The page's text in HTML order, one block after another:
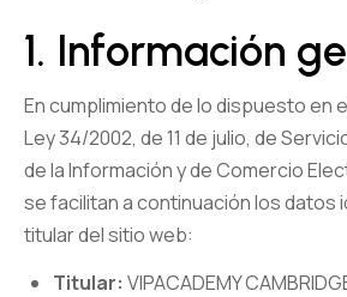
1. Información
En cumplimiento de lo dispuesto en
Ley 34/2002, de 11 de julio, de
de la Información y de Comercio
se facilitan a continuación los datos
titular del sitio web:
Titular: VIPACADEMY